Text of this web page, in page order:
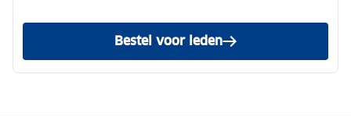
Bestel voor ledenPechhulp voor je